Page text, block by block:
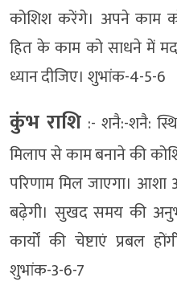
कोशिश करेंगे। अपने काम
हित के काम को साधने में
ध्यान दीजिए। शुभांक-4-5-6
कुंभ राशि :- शनै:-शनै:
मिलाप से काम बनाने की
परिणाम मिल जाएगा।
बढ़ेगी। सुखद समय की
कार्यों की चेष्टाएं प्रबल
शुभांक-3-6-7